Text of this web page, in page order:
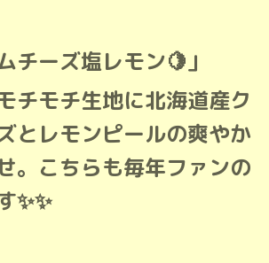
ーズ塩レモン🍋」
チモチ生地に北海道産ク
とレモンピールの爽やか
。こちらも毎年ファンの
✨✨